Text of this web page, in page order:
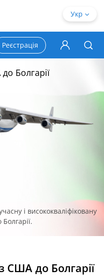
Болгарії
і висококваліфіковану
США до Болгарії
Укр
Реєстрація